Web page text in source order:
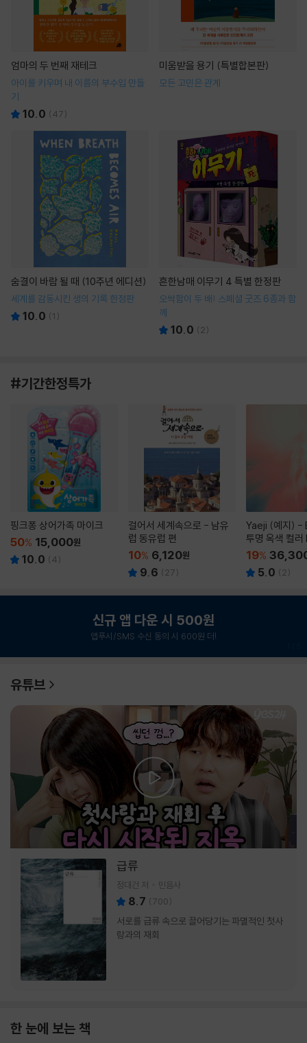
엄마의 두 번째 재테크
아이를 키우며 내 이름의 부수입 만들
기
10.0 (47)
미움받을 용기 (특별합본판)
모든 고민은 관계
숨결이 바람 될 때 (10주년 에디션)
세계를 감동시킨 생의 기록 한정판
10.0 (1 )
흔한남매 이무기 4 특별 한정판
오싹함이 두 배! 스페셜 굿즈 6종과 함
께
10.0 ( 2)
#기간한정특가
핑크퐁 상어가족 마이크
50% 15,000원
10.0 (4)
걸어서 세계속으로 - 남유
럽 동유럽 편
10% 6,120원
9.6 ( 27)
Yaeji (예지) -
투명 옥색 컬
19%
5.0 ( 2)
신규 앱 다운 시 500원
앱푸시/SMS 수신 동의 시 600원 더!
유튜브
급류
정대건 저 민음사
8.7 (700)
서로를 급류 속으로 끌어당기는 파멸적인 첫사
랑과의 재회
한 눈에 보는 책